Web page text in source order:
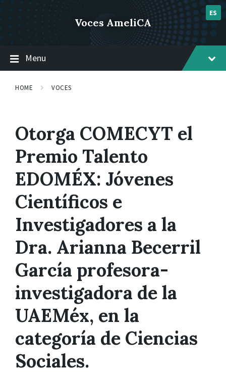
content
navigation
footer
ES
Voces AmeliCA
Menu
HOME VOCES
Otorga COMECYT el
Premio Talento
EDOMÉX: Jóvenes
Científicos e
Investigadores a la
Dra. Arianna Becerril
García profesora-
investigadora de la
UAEMéx, en la
categoría de Ciencias
Sociales.